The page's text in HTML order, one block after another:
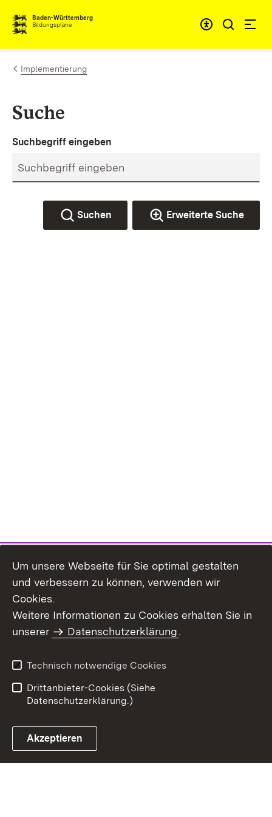
Zum Inhalt springen
Baden-Württemberg
Bildungspläne
Implementierung
Suche
Suchbegriff eingeben
Suchen Erweiterte Suche
Um unsere Webseite für Sie optimal gestalten
und verbessern zu können, verwenden wir
Cookies.
Weitere Informationen zu Cookies erhalten Sie in
unserer
Datenschutzerklärung.
Technisch notwendige Cookies
Drittanbieter-Cookies (Siehe
Datenschutzerklärung.)
Akzeptieren